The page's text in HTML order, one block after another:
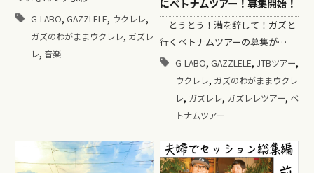
G-LABO, GAZZLELE, ウクレレ,
ガズのわがままウクレレ, ガズレ
レ, 音楽
とうとう！満を辞して！ガズと
行くベトナムツアーの募集が…
G-LABO, GAZZLELE, JTBツアー,
ウクレレ, ガズのわがままウクレ
レ, ガズレレ, ガズレレツアー, ベ
トナムツアー